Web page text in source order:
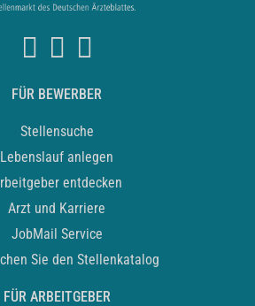
FÜR BEWERBER
Stellensuche
Lebenslauf anlegen
entdecken
Arzt und Karriere
JobMail Service
Sie den Stellenkatalog
FÜR ARBEITGEBER